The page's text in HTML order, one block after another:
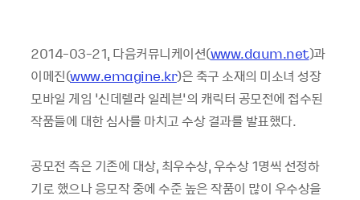
2014-03-21, 다음커뮤니케이션(www.daum.net)과
이메진(www.emagine.kr)은 축구 소재의 미소녀 성장
모바일 게임 ‘신데렐라 일레븐’의 캐릭터 공모전에 접수된
작품들에 대한 심사를 마치고 수상 결과를 발표했다.
공모전 측은 기존에 대상, 최우수상, 우수상 1명씩 선정하
기로 했으나 응모작 중에 수준 높은 작품이 많이 우수상을